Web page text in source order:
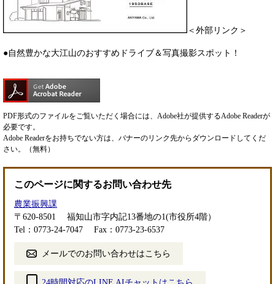
＜外部リンク＞
●自然豊かな大江山のおすすめドライブ＆写真撮影スポット！
PDF形式のファイルをご覧いただく場合には、Adobe社が提供するAdobe Readerが
必要です。
Adobe Readerをお持ちでない方は、バナーのリンク先からダウンロードしてくだ
さい。（無料）
このページに関するお問い合わせ先
農業振興課
〒620-8501
福知山市字内記13番地の1(市役所4階）
Tel：0773-24-7047
Fax：0773-23-6537
メールでのお問い合わせはこちら